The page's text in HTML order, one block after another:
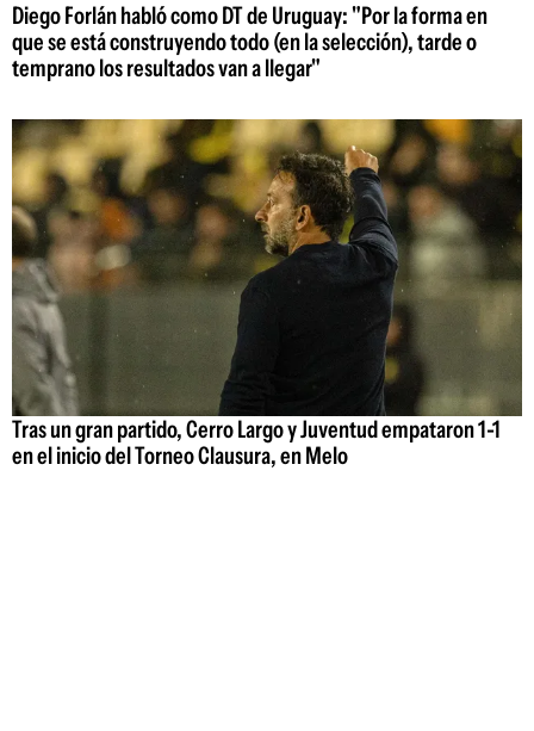
Diego Forlán habló como DT de Uruguay: "Por la forma en
que se está construyendo todo (en la selección), tarde o
temprano los resultados van a llegar"
Tras un gran partido, Cerro Largo y Juventud empataron 1-1
en el inicio del Torneo Clausura, en Melo